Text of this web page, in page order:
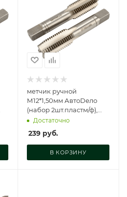
метчик ручной
М12*1,50мм АвтоDело
(набор 2шт.пластм/ф),
40798
Достаточно
239руб.
В КОРЗИНУ